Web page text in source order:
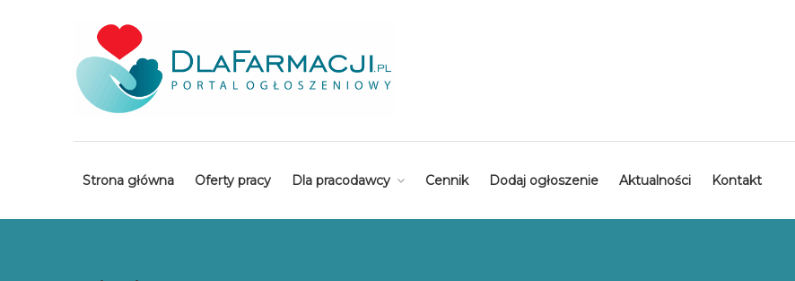
Strona główna Oferty pracy Dla pracodawcy Cennik Dodaj ogłoszenie Aktualności Kontakt